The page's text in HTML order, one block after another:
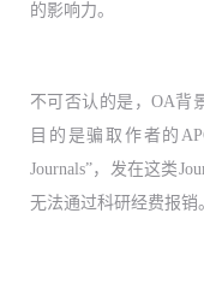
的影响力。
不可否认的是，OA背
目的是骗取作者的A
Journals”，发在这类
无法通过科研经费报销